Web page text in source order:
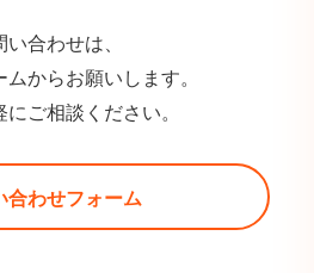
い合わせは、
からお願いします。
ご相談ください。
合わせフォーム